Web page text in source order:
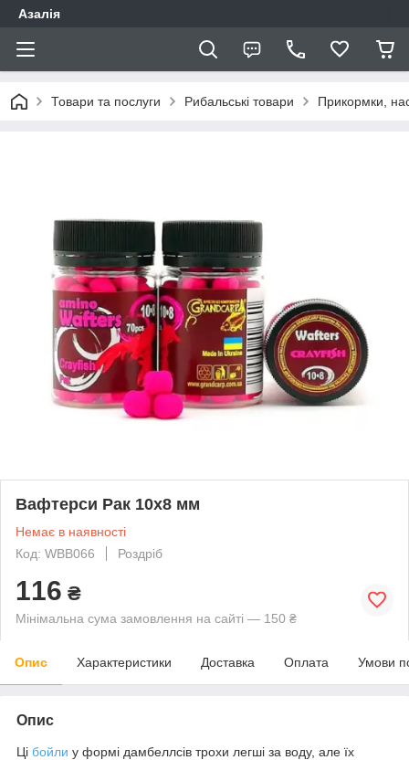
Азалія
Товари та послуги Рибальські товари Прикормки,
Вафтерси Рак 10x8 мм
Немає в наявності
Код: WBB066
Роздріб
116 ₴
Мінімальна сума замовлення на сайті — 150 ₴
Опис Характеристики Доставка Оплата Умови
Опис
Ці бойли у формі дамбеллсів трохи легші за воду, але їх